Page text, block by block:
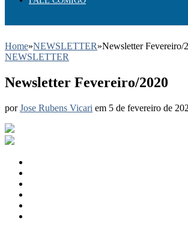
Home»NEWSLETTER»Newsletter Fevereiro/
NEWSLETTER
Newsletter Fevereiro/2020
porJose Rubens Vicari em 5 de fevereiro de